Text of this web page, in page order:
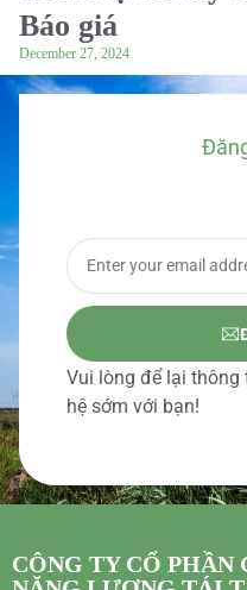
Báo giá
December 27, 2024
Vui lòng để lại thông
hệ sớm với bạn!
CÔNG TY CỔ